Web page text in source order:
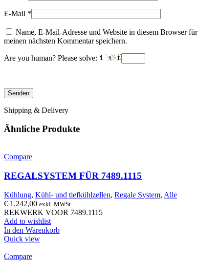
E-Mail *
Name, E-Mail-Adresse und Website in diesem Browser für
meinen nächsten Kommentar speichern.
Are you human? Please solve:
Shipping & Delivery
Ähnliche Produkte
Compare
REGALSYSTEM FÜR 7489.1115
Kühlung, Kühl- und tiefkühlzellen, Regale System, Alle
€ 1.242,00 exkl. MWSt.
REKWERK VOOR 7489.1115
Add to wishlist
In den Warenkorb
Quick view
Compare